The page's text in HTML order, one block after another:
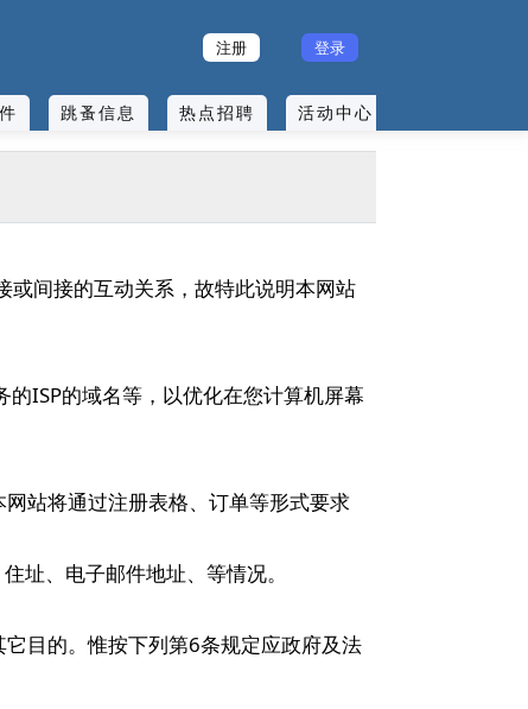
注册 登录
跳蚤信息 热点招聘 活动中心
或间接的互动关系，故特此说明本网站
ISP的域名等，以优化在您计算机屏幕
站将通过注册表格、订单等形式要求
址、电子邮件地址、等情况。
目的。惟按下列第6条规定应政府及法